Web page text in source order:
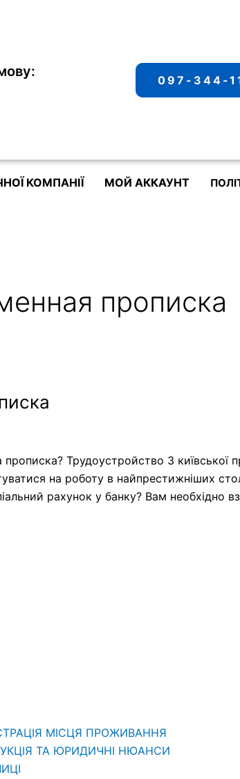
097-344-
КОМПАНІЇ МОЙ АККАУНТ
прописка
Трудоустройство З київської
на роботу в найпрестижніших
рахунок у банку? Вам необхідно
МІСЦЯ ПРОЖИВАННЯ
ТА ЮРИДИЧНІ НЮАНСИ